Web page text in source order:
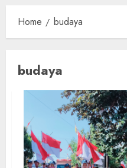
Home budaya
budaya